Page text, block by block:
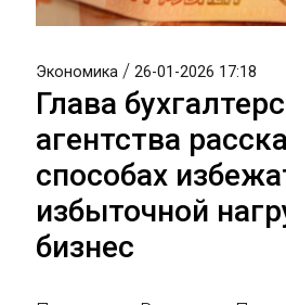
Экономика / 26-01-2026 17:18
Глава
агентства
способах
избыточной
бизнес